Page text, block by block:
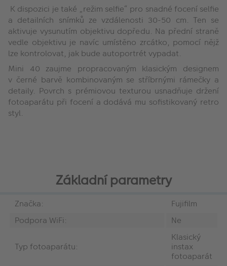
K dispozici je také „režim selfie“ pro snadné focení selfie
a detailních snímků ze vzdálenosti 30-50 cm. Ten se
aktivuje vysunutím objektivu dopředu. Na přední straně
vedle objektivu je navíc umístěno zrcátko, pomocí nějž
lze kontrolovat, jak bude autoportrét vypadat.
Mini 40 zaujme propracovaným klasickým designem
v černé barvě kombinovaným se stříbrnými rámečky a
detaily. Povrch s prémiovou texturou usnadňuje držení
fotoaparátu při focení a dodává mu sofistikovaný retro
styl.
Základní parametry
Značka:
Fujifilm
Podpora WiFi:
Ne
Typ fotoaparátu:
Klasický
instax
fotoaparát